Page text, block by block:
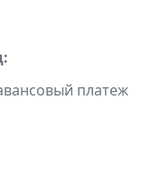
платеж